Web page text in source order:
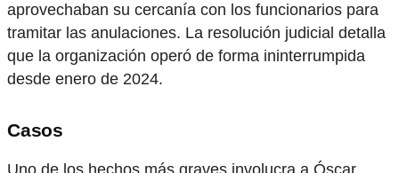
aprovechaban su cercanía con los funcionarios para
tramitar las anulaciones. La resolución judicial detalla
que la organización operó de forma ininterrumpida
desde enero de 2024.
Casos
Uno de los hechos más graves involucra a Óscar